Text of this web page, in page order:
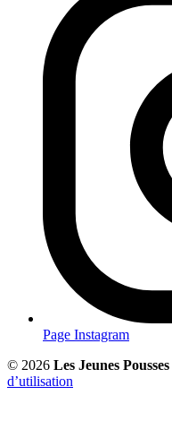
Page Instagram
© 2026 Les Jeunes Pousses
d’utilisation